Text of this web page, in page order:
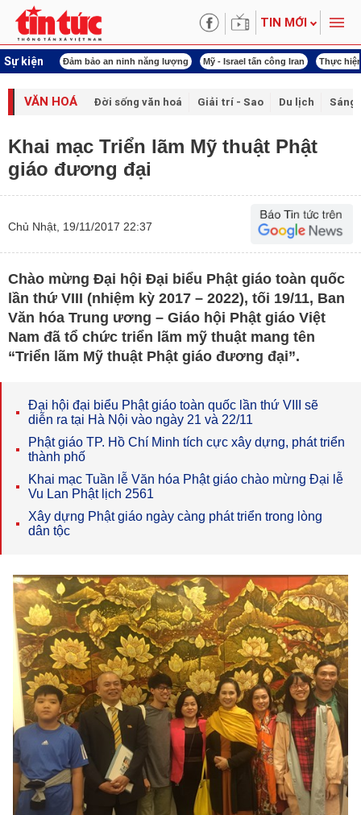
TIN MỚI
Sự kiện
khóa XVI Đảm bảo an ninh năng lượng Mỹ - Israel tấn công Iran Thực
VĂN HOÁ Đời sống văn hoá Giải trí - Sao Du lịch Sáng
Khai mạc Triển lãm Mỹ thuật Phật
giáo đương đại
Chủ Nhật, 19/11/2017 22:37
Chào mừng Đại hội Đại biểu Phật giáo toàn quốc
lần thứ VIII (nhiệm kỳ 2017 – 2022), tối 19/11, Ban
Văn hóa Trung ương – Giáo hội Phật giáo Việt
Nam đã tổ chức triển lãm mỹ thuật mang tên
“Triển lãm Mỹ thuật Phật giáo đương đại”.
Đại hội đại biểu Phật giáo toàn quốc lần thứ VIII sẽ
diễn ra tại Hà Nội vào ngày 21 và 22/11
Phật giáo TP. Hồ Chí Minh tích cực xây dựng, phát triển
thành phố
Khai mạc Tuần lễ Văn hóa Phật giáo chào mừng Đại lễ
Vu Lan Phật lịch 2561
Xây dựng Phật giáo ngày càng phát triển trong lòng
dân tộc